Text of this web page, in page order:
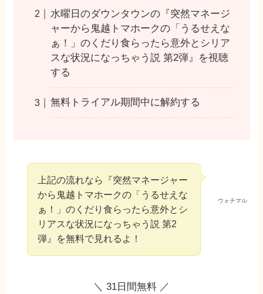
水曜日のダウンタウンの『突然マネージ
ャーから鬼越トマホークの「うるせえな
ぁ！」のくだり食らったら意外とシリア
スな状況になっちゃう説 第2弾』を視聴
する
無料トライアル期間中に解約する
ウォチマル
上記の流れなら『突然マネージャー
から鬼越トマホークの「うるせえな
ぁ！」のくだり食らったら意外とシ
リアスな状況になっちゃう説 第2
弾』を無料で見れるよ！
＼ 31日間無料 ／